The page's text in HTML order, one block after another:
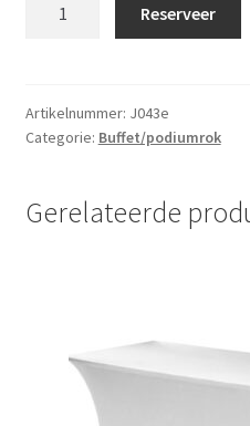
aantal
Reserveer
Artikelnummer: J043e
Categorie: Buffet/podiumrok
Gerelateerde